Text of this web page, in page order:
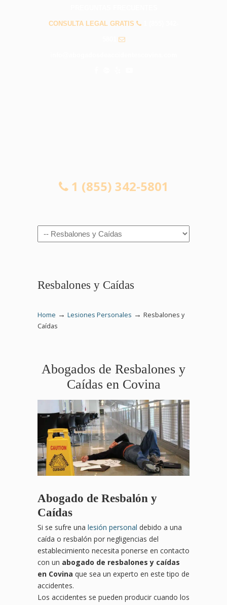
CONSULTA LEGAL GRATIS
1 (855) 342-5801
Navigation
Resbalones y Caídas
Home → Lesiones Personales → Resbalones y
Caídas
Abogados de Resbalones y
Caídas en Covina
Abogado de Resbalón y
Caídas
Si se sufre una lesión personal debido a una
caída o resbalón por negligencias del
establecimiento necesita ponerse en contacto
con un abogado de resbalones y caídas
en Covina que sea un experto en este tipo de
accidentes.
Los accidentes se pueden producir cuando los